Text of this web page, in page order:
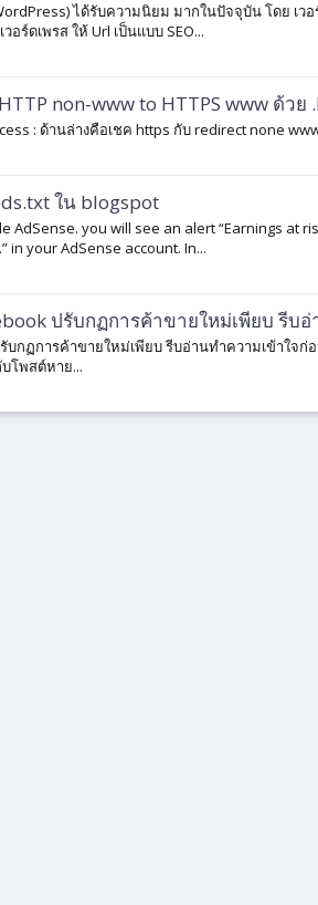
ได้รับความนิยม มากในปัจจุบัน โดย เว
อร์ดเพรส ให้ Url เป็นแบบ SEO...
non-www to HTTPS www ด้วย
: ด้านล่างคือเชค https กับ redirect none
ใน blogspot
AdSense. you will see an alert “Earnings at
in your AdSense account. In...
ปรับกฏการค้าขายใหม่เพียบ รีบ
บกฏการค้าขายใหม่เพียบ รีบอ่านทำความเข้าใจ
โพสต์หาย...